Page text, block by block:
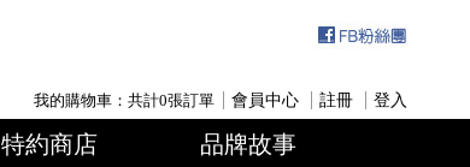
我的購物車：共計0張訂單 會員中心 註冊 登入
特約商店 品牌故事